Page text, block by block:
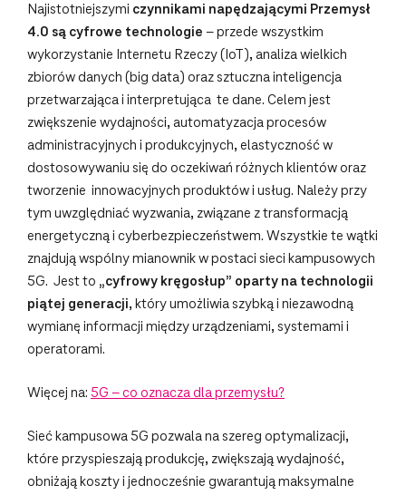
Najistotniejszymi czynnikami napędzającymi Przemysł
4.0 są cyfrowe technologie – przede wszystkim
wykorzystanie Internetu Rzeczy (IoT), analiza wielkich
zbiorów danych (big data) oraz sztuczna inteligencja
przetwarzająca i interpretująca te dane. Celem jest
zwiększenie wydajności, automatyzacja procesów
administracyjnych i produkcyjnych, elastyczność w
dostosowywaniu się do oczekiwań różnych klientów oraz
tworzenie innowacyjnych produktów i usług. Należy przy
tym uwzględniać wyzwania, związane z transformacją
energetyczną i cyberbezpieczeństwem. Wszystkie te wątki
znajdują wspólny mianownik w postaci sieci kampusowych
5G. Jest to „cyfrowy kręgosłup” oparty na technologii
piątej generacji, który umożliwia szybką i niezawodną
wymianę informacji między urządzeniami, systemami i
operatorami.
Więcej na: 5G – co oznacza dla przemysłu?
Sieć kampusowa 5G pozwala na szereg optymalizacji,
które przyspieszają produkcję, zwiększają wydajność,
obniżają koszty i jednocześnie gwarantują maksymalne